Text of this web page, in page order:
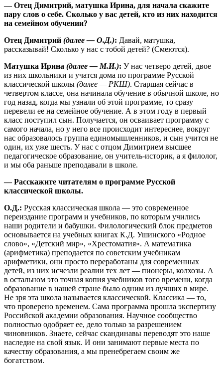
— Отец Димитрий, матушка Ирина, для начала скажите
пару слов о себе. Сколько у вас детей, кто из них находится
на семейном обучении?
Отец Димитрий (далее — О.Д.): Давай, матушка,
рассказывай! Сколько у нас с тобой детей? (Смеются).
Матушка Ирина (далее — М.И.): У нас четверо детей, двое
из них школьники и учатся дома по программе Русской
классической школы (далее — РКШ). Старшая сейчас в
четвертом классе, она начинала обучение в обычной школе, но
год назад, когда мы узнали об этой программе, то сразу
перевели ее на семейное обучение. А в этом году в первый
класс поступил сын. Получается, он осваивает программу с
самого начала, но у него все происходит интереснее, вокруг
нас образовалось группа единомышленников, и сын учится не
один, их уже шесть. У нас с отцом Димитрием высшее
педагогическое образование, он учитель-историк, а я филолог,
и мы оба раньше преподавали в школе.
— Расскажите читателям о программе Русской
классической школы.
О.Д.: Русская классическая школа — это современное
переиздание программ и учебников, по которым учились
наши родители и бабушки. Филологический блок предметов
основывается на учебных книгах К.Д. Ушинского «Родное
слово», «Детский мир», «Хрестоматия». А математика
(арифметика) преподается по советским учебникам
арифметики, они просто переработаны для современных
детей, из них исчезли реалии тех лет — пионеры, колхозы. А
в остальном это точная копия учебников того времени, когда
образование в нашей стране было одним из лучших в мире.
Не зря эта школа называется классической. Классика — то,
что проверено временем. Сама программа прошла экспертизу
Российской академии образования. Научное сообщество
полностью одобряет ее, дело только за разрешением
чиновников. Знаете, сейчас скандинавы переводят это наше
наследие на свой язык. И они занимают первые места по
качеству образования, а мы пренебрегаем своим же
богатством.